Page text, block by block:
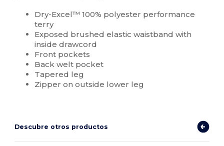
Dry-Excel™ 100% polyester performance
terry
Exposed brushed elastic waistband with
inside drawcord
Front pockets
Back welt pocket
Tapered leg
Zipper on outside lower leg
Descubre otros productos